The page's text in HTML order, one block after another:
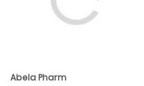
Abela Pharm